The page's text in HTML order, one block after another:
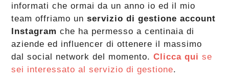
informati che ormai da un anno io ed il mio
team offriamo unservizio di gestione account
Instagram che ha permesso a centinaia di
aziende ed influencer di ottenere il massimo
dal social network del momento.Clicca qui se
sei interessato al servizio di gestione.